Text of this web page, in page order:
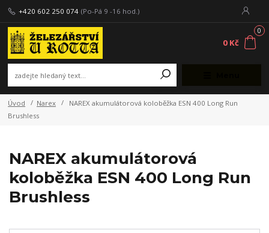
+420 602 250 074 (Po-Pá 9 -16 hod.)
0
0 Kč
Úvod Narex
NAREX akumulátorová koloběžka ESN 400 Long Run
Brushless
NAREX akumulátorová
koloběžka ESN 400 Long Run
Brushless